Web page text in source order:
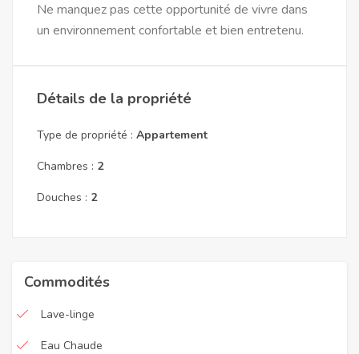
Ne manquez pas cette opportunité de vivre dans
un environnement confortable et bien entretenu.
Détails de la propriété
Type de propriété : Appartement
Chambres : 2
Douches : 2
Commodités
Lave-linge
Eau Chaude